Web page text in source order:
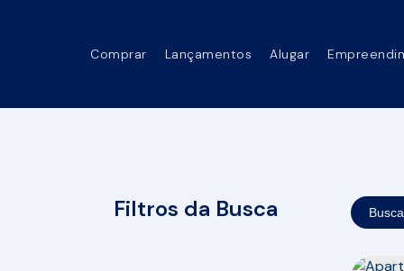
Alugar
Lançamentos
Comprar
Filtros da Busca